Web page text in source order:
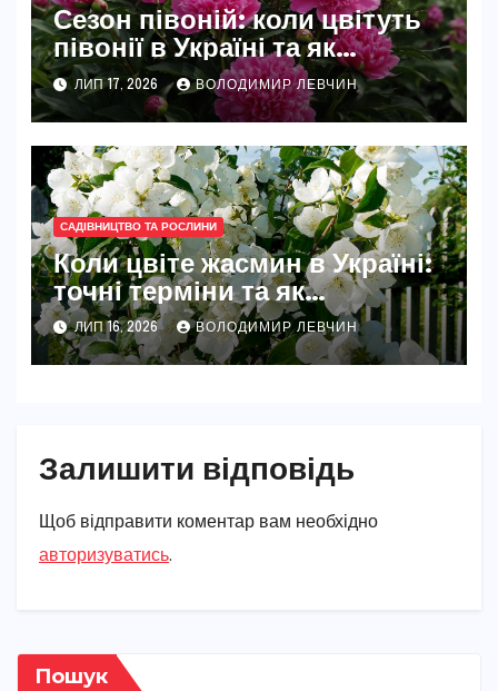
Сезон півоній: коли цвітуть
півонії в Україні та як
розкрити їхню повну красу
ЛИП 17, 2026 ВОЛОДИМИР ЛЕВЧИН
САДІВНИЦТВО ТА РОСЛИНИ
Коли цвіте жасмин в Україні:
точні терміни та як
забезпечити рясне цвітіння
ЛИП 16, 2026 ВОЛОДИМИР ЛЕВЧИН
Залишити відповідь
Щоб відправити коментар вам необхідно
авторизуватись.
Пошук